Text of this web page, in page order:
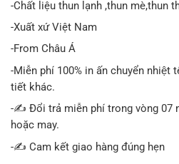
-Chất liệu thun lạnh ,thun mè,thun
-Xuất xứ Việt Nam
-From Châu Á
-Miễn phí 100% in ấn chuyển nhiệt
tiết khác.
-✍️ Đổi trả miễn phí trong vòng 07
hoặc may.
-✍️ Cam kết giao hàng đúng hẹn